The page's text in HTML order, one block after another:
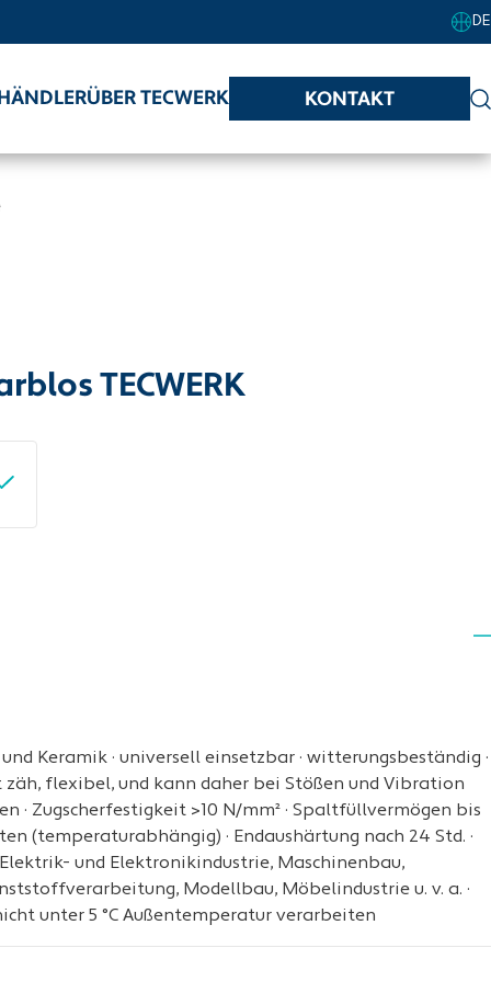
DE
HÄNDLERÜBER TECWERK KONTAKT
TECWERK
Keramik · universell einsetzbar · witterungsbeständig ·
flexibel, und kann daher bei Stößen und Vibration
· Zugscherfestigkeit >10 N/mm² · Spaltfüllvermögen bis
(temperaturabhängig) · Endaushärtung nach 24 Std. ·
und Elektronikindustrie, Maschinenbau,
Modellbau, Möbelindustrie u. v. a. ·
unter 5 °C Außentemperatur verarbeiten